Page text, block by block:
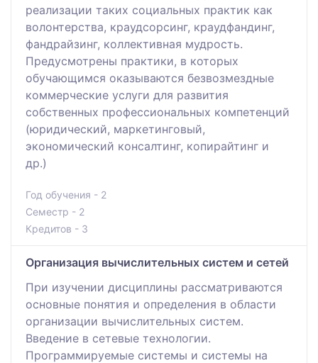
реализации таких социальных практик как
волонтерства, краудсорсинг, краудфандинг,
фандрайзинг, коллективная мудрость.
Предусмотрены практики, в которых
обучающимся оказываются безвозмездные
коммерческие услуги для развития
собственных профессиональных компетенций
(юридический, маркетинговый,
экономический консалтинг, копирайтинг и
др.)
Год обучения - 2
Семестр - 2
Кредитов - 3
Организация вычислительных систем и сетей
При изучении дисциплины рассматриваются
основные понятия и определения в области
организации вычислительных систем.
Введение в сетевые технологии.
Программируемые системы и системы на